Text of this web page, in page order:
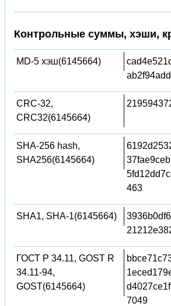
Контрольные суммы, хэши,
MD-5 хэш(6145664)
CRC-32,
CRC32(6145664)
SHA-256 hash,
SHA256(6145664)
463
SHA1, SHA-1(6145664)
ГОСТ Р 34.11, GOST R
34.11-94,
GOST(6145664)
7049